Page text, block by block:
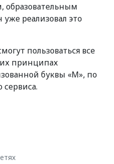
образовательным
реализовал это
пользоваться все
принципах
буквы «М», по